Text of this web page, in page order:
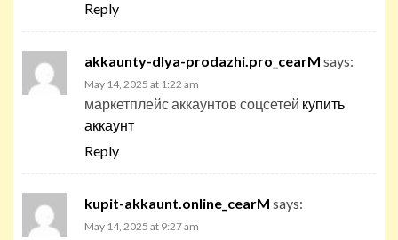
Reply
akkaunty-dlya-prodazhi.pro_cearM says:
May 14, 2025 at 1:22 am
маркетплейс аккаунтов соцсетей купить
аккаунт
Reply
kupit-akkaunt.online_cearM says:
May 14, 2025 at 9:27 am